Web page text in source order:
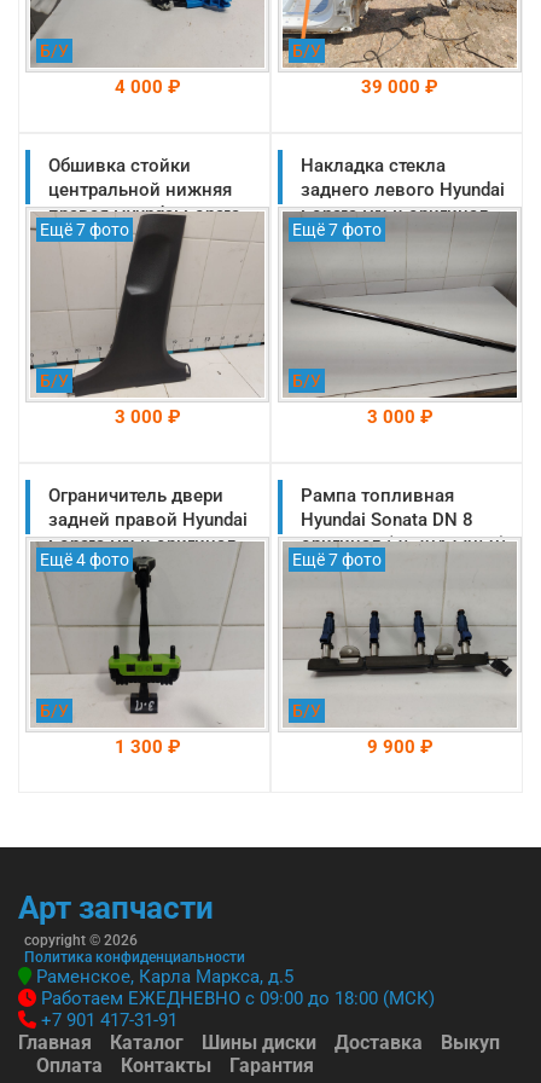
Б/У
4 000 ₽
На складе: Раменское
-->
Б/У
39 000 ₽
На складе: Раменское
-->
Обшивка стойки
центральной нижняя
правая Hyundai Sonata
DN 8 оригинал 2019-
2025 (85845L1000YTH)
Ещё 7 фото
Б/У
3 000 ₽
На складе: Раменское
-->
Накладка стекла
заднего левого Hyundai
Sonata DN 8 оригинал
2019-2025
Ещё 7 фото
Б/У
3 000 ₽
На складе: Раменское
-->
Ограничитель двери
задней правой Hyundai
Sonata DN 8 оригинал
2019-2025
(77990L1000)
Ещё 4 фото
Б/У
1 300 ₽
-->
Рампа топливная
Hyundai Sonata DN 8
оригинал (353042J050)
Ещё 7 фото
Б/У
9 900 ₽
-->
Арт запчасти
copyright © 2026
Политика конфиденциальности
Раменское, Карла Маркса, д.5
Работаем ЕЖЕДНЕВНО с 09:00 до 18:00 (МСК)
+7 901 417-31-91
Главная Каталог Шины диски Доставка
Выкуп
Оплата
Контакты Гарантия